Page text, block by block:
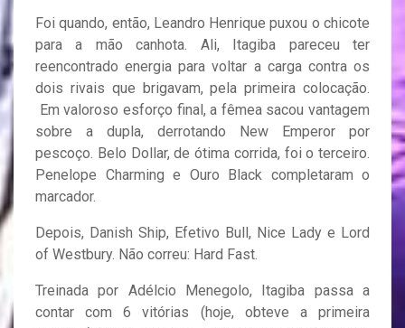
Foi quando, então, Leandro Henrique puxou o chicote
para a mão canhota. Ali, Itagiba pareceu ter
reencontrado energia para voltar a carga contra os
dois rivais que brigavam, pela primeira colocação.
Em valoroso esforço final, a fêmea sacou vantagem
sobre a dupla, derrotando New Emperor por
pescoço. Belo Dollar, de ótima corrida, foi o terceiro.
Penelope Charming e Ouro Black completaram o
marcador.
Depois, Danish Ship, Efetivo Bull, Nice Lady e Lord
of Westbury. Não correu: Hard Fast.
Treinada por Adélcio Menegolo, Itagiba passa a
contar com 6 vitórias (hoje, obteve a primeira